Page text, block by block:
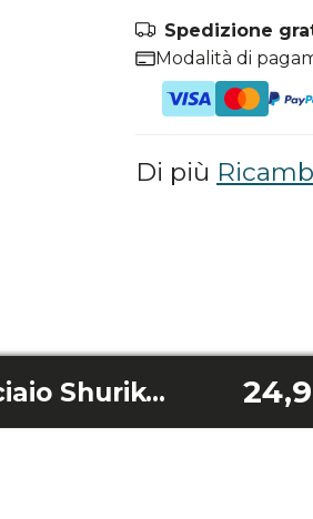
Spedizione
Modalità di
Di più
Protettore per le mani in acciaio Shuriken Rock'N Cut